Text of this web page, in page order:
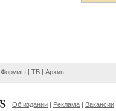
Форумы | ТВ | Архив
Об издании | Реклама | Вакансии